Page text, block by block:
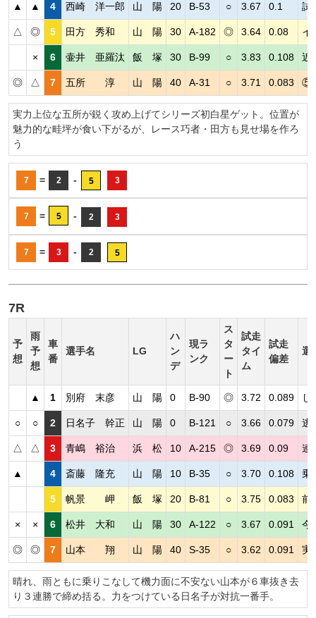
▲ ▲ 4 西崎 洋一郎 山 陽 20 B-53 ○ 3.67 0.1 試
△ ◎ 5 田方 秀和 山 陽 30 A-182 ◎ 3.64 0.08 イ
× 6 壷井 亜羅汰 飯 塚 30 B-99 ○ 3.83 0.108 近
◎ △ 7 五所 淳 山 陽 40 A-31 ○ 3.71 0.083 ⑤
実力上位な五所が鋭く攻め上げてシリーズ初白星ゲット。位置が
魅力的な畦坪が食い下がるが、レース巧者・田方も見せ場を作ろ
う
7 = 2 - 5 3
7 = 5 - 2 3
7 = 3 - 2 5
7R
予
想
雨
予
想
車
番
選手名 LG
ハ
ン
デ
現ラ
ンク
ス
タ
ー
ト
試走
タイ
ム
試走
偏差
選
▲ 1 別府 末彦 山 陽 0 B-90 ◎ 3.72 0.089 し
○ ○ 2 日名子 幹正 山 陽 0 B-121 ○ 3.66 0.079 逃
△ △ 3 青嶋 裕治 浜 松 10 A-215 ◎ 3.69 0.09 連
▲ 4 斎藤 隆充 山 陽 10 B-35 ○ 3.70 0.108 乗
5 帆景 岬 飯 塚 20 B-81 ○ 3.75 0.083 前
× × 6 松井 大和 山 陽 30 A-122 ○ 3.67 0.091 今
◎ ◎ 7 山本 翔 山 陽 40 S-35 ○ 3.62 0.091 実
晴れ、雨ともに乗りこなして機力面に不安ない山本が６車抜き去
り３連勝で締め括る。力をつけている日名子が対抗一番手。